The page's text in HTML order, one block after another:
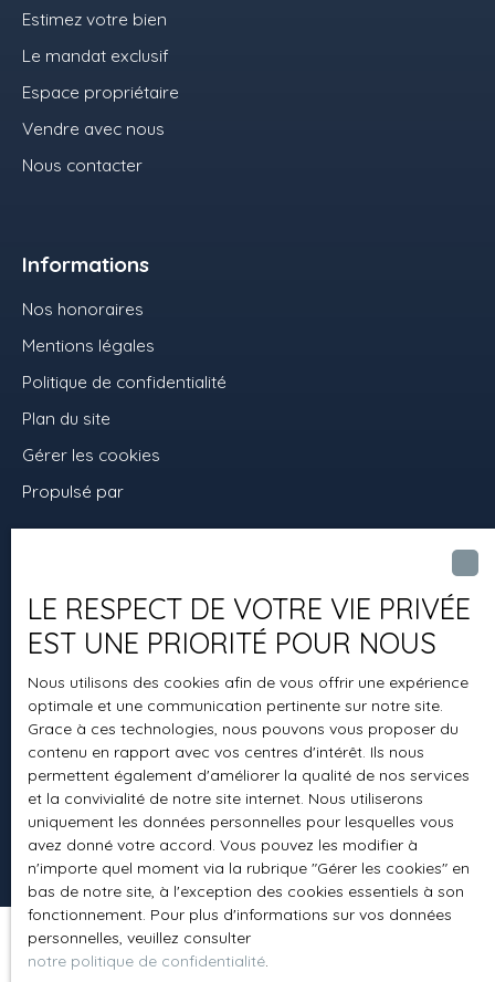
Estimez votre bien
Le mandat exclusif
Espace propriétaire
Vendre avec nous
Nous contacter
Informations
Nos honoraires
Mentions légales
Politique de confidentialité
Plan du site
Gérer les cookies
Propulsé par
+33 4 66 81 01 67
3, Boulevard Charles Gide
30700 Uzès
LE RESPECT DE VOTRE VIE PRIVÉE
EST UNE PRIORITÉ POUR NOUS
Nous utilisons des cookies afin de vous offrir une expérience
optimale et une communication pertinente sur notre site.
Grace à ces technologies, nous pouvons vous proposer du
contenu en rapport avec vos centres d'intérêt. Ils nous
permettent également d'améliorer la qualité de nos services
et la convivialité de notre site internet. Nous utiliserons
uniquement les données personnelles pour lesquelles vous
avez donné votre accord. Vous pouvez les modifier à
n'importe quel moment via la rubrique ″Gérer les cookies″ en
bas de notre site, à l'exception des cookies essentiels à son
fonctionnement. Pour plus d'informations sur vos données
personnelles, veuillez consulter
notre politique de confidentialité.